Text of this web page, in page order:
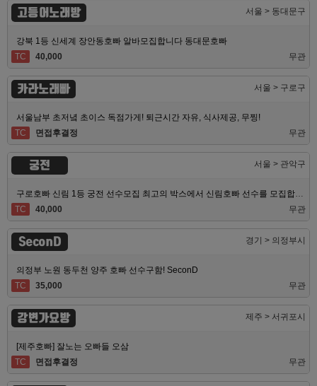
고등어노래방 서울 > 동대문구
강북 1등 신세계 장안동호빠 알바모집합니다 동대문호빠
TC
40,000 무관
카라노래빠 서울 > 구로구
서울남부 초저녘 초이스 독점가게! 퇴근시간 자유, 식사제공, 무찡!
TC
면접후결정 무관
궁전 서울 > 관악구
TC
40,000 무관
SeconD 경기 > 의정부시
의정부 노원 동두천 양주 호빠 선수구함! SeconD
TC
35,000 무관
강변가요방 제주 > 서귀포시
[제주호빠] 잘노는 오빠들 오삼
TC
면접후결정 무관